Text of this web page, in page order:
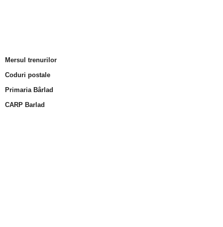
Mersul trenurilor
Coduri postale
Primaria Bârlad
CARP Barlad